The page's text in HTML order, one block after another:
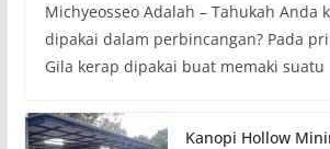
Michyeosseo Adalah – Tahukah Anda
dipakai dalam perbincangan? Pada
Gila kerap dipakai buat memaki suatu
Kanopi Hollow